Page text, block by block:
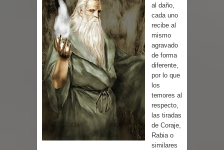
al daño,
cada uno
recibe al
mismo
agravado
de forma
diferente,
por lo que
los
temores al
respecto,
las tiradas
de Coraje,
Rabia o
similares